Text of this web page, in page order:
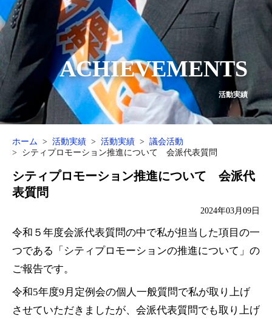
ACHIEVEMENTS
活動実績
ホーム 活動実績 活動実績
議会活動
シティプロモーション推進について 会派代表質問
シティプロモーション推進について 会派代
表質問
2024年03月09日
令和５年度会派代表質問の中で私が担当した項目の一
つである「シティプロモーションの推進について」の
ご報告です。
令和5年度9月定例会の個人一般質問で私が取り上げ
させていただきましたが、会派代表質問でも取り上げ